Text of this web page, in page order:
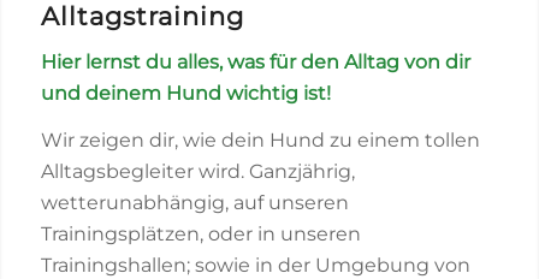
Alltagstraining
Hier lernst du alles, was für den Alltag von dir
und deinem Hund wichtig ist!
Wir zeigen dir, wie dein Hund zu einem tollen
Alltagsbegleiter wird. Ganzjährig,
wetterunabhängig, auf unseren
Trainingsplätzen, oder in unseren
Trainingshallen; sowie in der Umgebung von